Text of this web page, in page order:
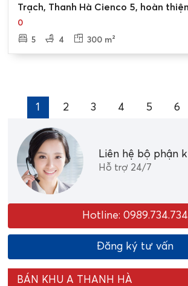
Trạch, Thanh Hà Cienco 5, hoàn
0
5
4 300 m²
1 2 3 4 5 6
Liên hệ bộ phận
Hỗ trợ 24/7
Hotline: 0989.734.734
Đăng ký tư vấn
BÁN KHU A THANH HÀ